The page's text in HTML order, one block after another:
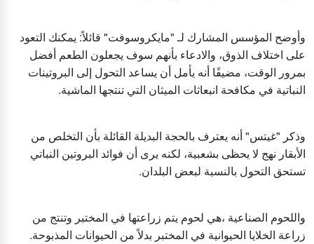
وأوضح المؤسس المشارك لـ "مايكروسوفت" قائلاً: يمكنك التعود
على اختلاف الذوق، والادعاء بأنهم سوف يجعلون الطعم أفضل
بمرور الوقت، مضيفًا أنه يأمل أن يساعد التحول إلى البروتينات
النباتية في مكافحة انبعاثات الميثان التي تنتجها الماشية.
وذكر "غيتس" أنه يعترف بالحجة البديلة القائلة بأن التخلص من
الأبقار نهج لا يحظى بشعبية، لكنه يرى أن فوائد البروتين النباتي
تستحق التحول بالنسبة لبعض البلدان.
واللحوم الصناعية ،هي لحوم يتم زراعتها في المختبر وتنتج من
زراعة الخلايا الحيوانية في المختبر بدلاً من الحيوانات المذبوحة.